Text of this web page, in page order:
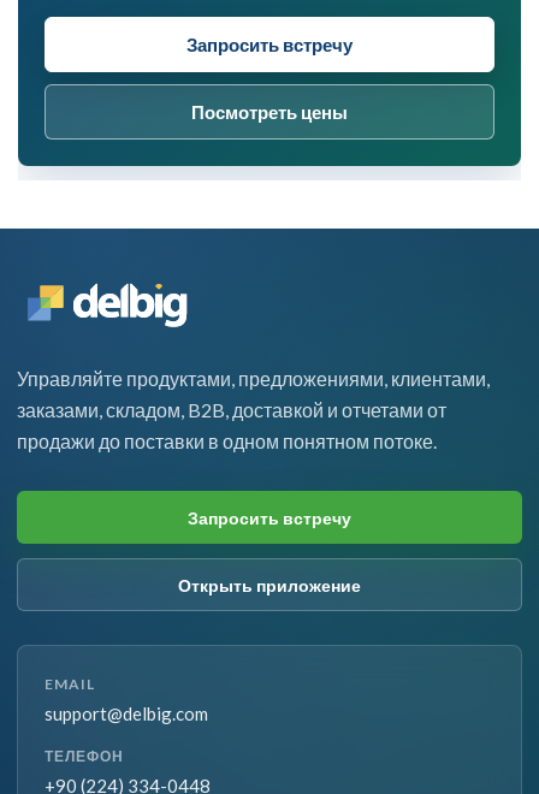
Запросить встречу
Посмотреть цены
Управляйте продуктами, предложениями, клиентами,
заказами, складом, B2B, доставкой и отчетами от
продажи до поставки в одном понятном потоке.
Запросить встречу
Открыть приложение
EMAIL
support@delbig.com
ТЕЛЕФОН
+90 (224) 334-0448